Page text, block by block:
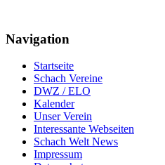
Navigation
Startseite
Schach Vereine
DWZ / ELO
Kalender
Unser Verein
Interessante Webseiten
Schach Welt News
Impressum